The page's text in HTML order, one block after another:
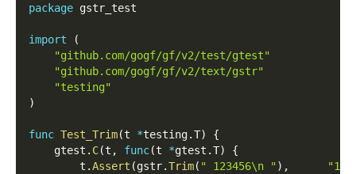
package gstr_test
import
(
"github.com/gogf/gf/v2/test/gtest"
"github.com/gogf/gf/v2/text/gstr"
"testing"
)
func Test_Trim(t *testing.T)
{
    gtest
. C(t , func(t *gtest .T)
{
        t
.Assert (gstr.Trim( " 123456\n ") ,